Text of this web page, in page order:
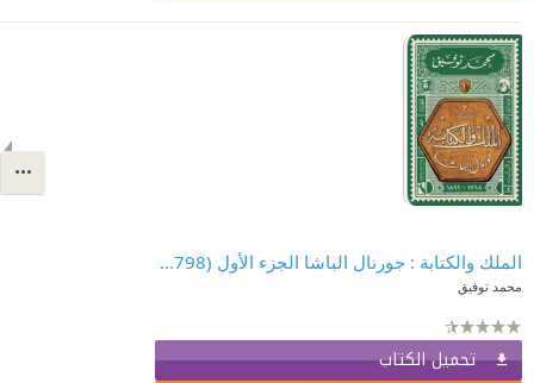
الملك والكتابة : جورنال الباشا الجزء الأول (1798-1899)
محمد توفيق
تحميل الكتاب